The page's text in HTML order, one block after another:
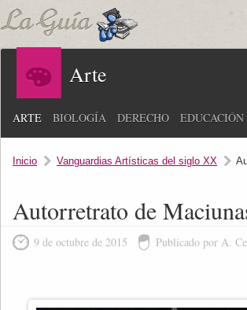
Arte
ARTE BIOLOGÍA DERECHO EDUCACIÓN
Inicio Vanguardias Artísticas del siglo XX
Autorretrato de
9 de octubre de 2015 Publicado por A.